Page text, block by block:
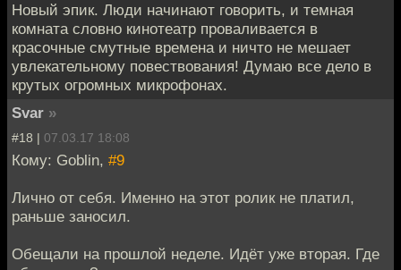
Новый эпик. Люди начинают говорить, и темная
комната словно кинотеатр проваливается в
красочные смутные времена и ничто не мешает
увлекательному повествования! Думаю все дело в
крутых огромных микрофонах.
Svar »
#18 | 07.03.17 18:08
Кому: Goblin, #9
Лично от себя. Именно на этот ролик не платил,
раньше заносил.
Обещали на прошлой неделе. Идёт уже вторая. Где